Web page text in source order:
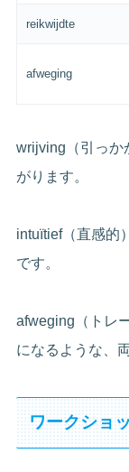
reikwijdte
afweging
wrijving（引っか
がります。
intuïtief（直感的
です。
afweging（トレ
になるような、
ワークショ